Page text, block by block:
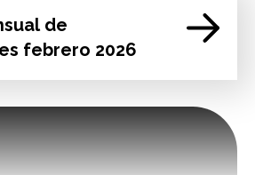
de
febrero 2026